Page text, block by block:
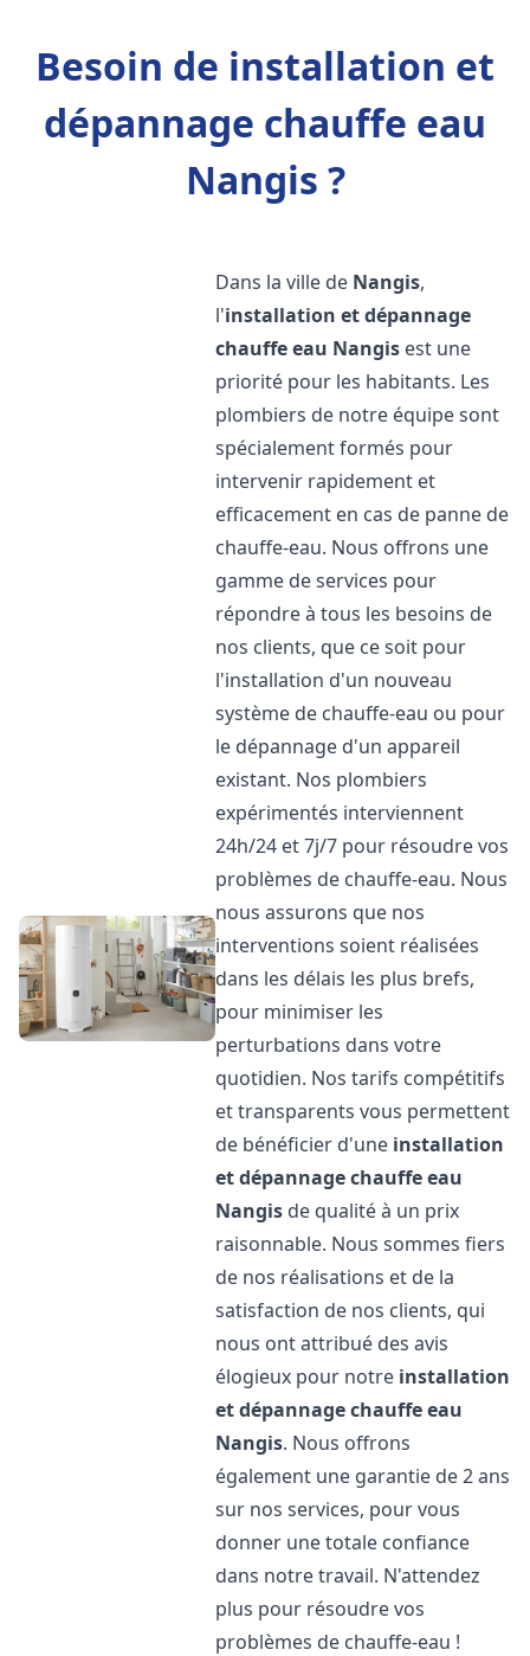
Besoin de installation et
dépannage chauffe eau
Nangis ?
Dans la ville de Nangis,
l'installation et dépannage
chauffe eau Nangis est une
priorité pour les habitants. Les
plombiers de notre équipe sont
spécialement formés pour
intervenir rapidement et
efficacement en cas de panne de
chauffe-eau. Nous offrons une
gamme de services pour
répondre à tous les besoins de
nos clients, que ce soit pour
l'installation d'un nouveau
système de chauffe-eau ou pour
le dépannage d'un appareil
existant. Nos plombiers
expérimentés interviennent
24h/24 et 7j/7 pour résoudre vos
problèmes de chauffe-eau. Nous
nous assurons que nos
interventions soient réalisées
dans les délais les plus brefs,
pour minimiser les
perturbations dans votre
quotidien. Nos tarifs compétitifs
et transparents vous permettent
de bénéficier d'une installation
et dépannage chauffe eau
Nangis de qualité à un prix
raisonnable. Nous sommes fiers
de nos réalisations et de la
satisfaction de nos clients, qui
nous ont attribué des avis
élogieux pour notre installation
et dépannage chauffe eau
Nangis. Nous offrons
également une garantie de 2 ans
sur nos services, pour vous
donner une totale confiance
dans notre travail. N'attendez
plus pour résoudre vos
problèmes de chauffe-eau !